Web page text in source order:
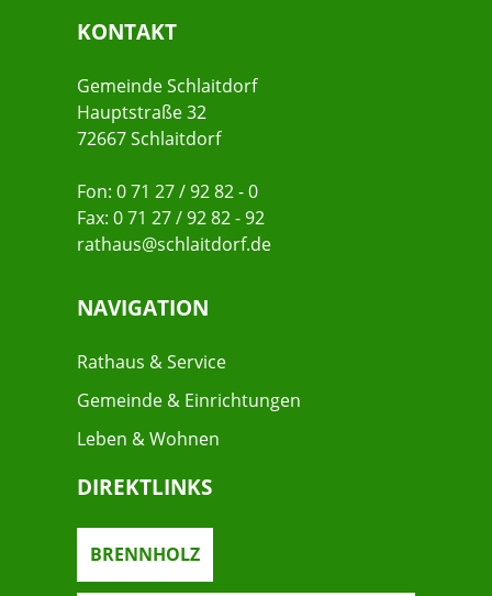
KONTAKT
Gemeinde Schlaitdorf
Hauptstraße 32
72667 Schlaitdorf
Fon: 0 71 27 / 92 82 - 0
Fax: 0 71 27 / 92 82 - 92
rathaus@schlaitdorf.de
NAVIGATION
Rathaus & Service
Gemeinde & Einrichtungen
Leben & Wohnen
DIREKTLINKS
BRENNHOLZ